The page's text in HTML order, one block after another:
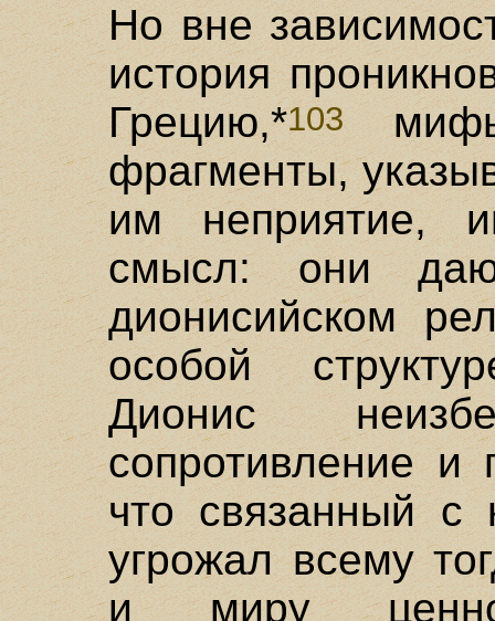
Но вне
история
Грецию,*103 мифы
фрагменты,
им неприятие,
смысл: они
дионисийском
особой
Дионис
сопротивление и
что связанный с
угрожал всему
и миру